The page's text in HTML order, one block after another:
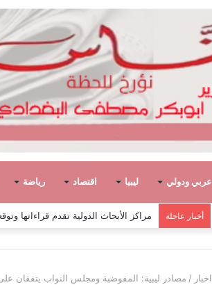
عربي ودولي ليبيا اقتصاد رياضة
أخبار عاجلة عشر حكومات وأحد عشر تشكيلاً وزارياً في ليبيا
اخبار / مصادر ليبية: المفوضية ومجلس النواب يتفقان على